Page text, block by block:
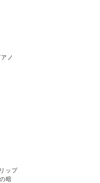
ノ
ップ
暗